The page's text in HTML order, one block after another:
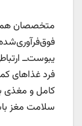
متخصصان
یبوست‌ــ
فرد غذاهای
کامل و مغذی
سلامت مغز